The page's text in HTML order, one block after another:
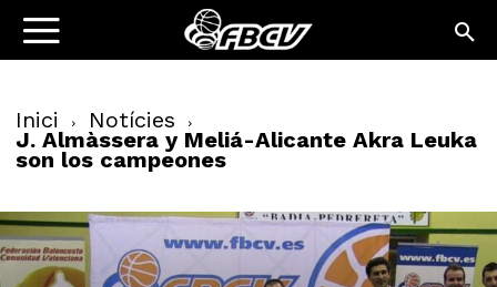
Inici Notícies
J. Almàssera y Meliá-Alicante Akra Leuka
son los campeones